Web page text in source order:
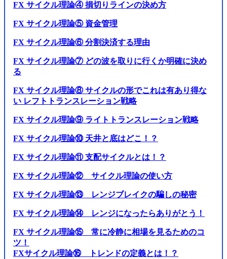
FX サイクル理論④ 損切りラインの決め方
FX サイクル理論⑤ 資金管理
FX サイクル理論⑥ 分割決済する理由
FX サイクル理論⑦ どの波を取りに行くか明確に決め
る
FX サイクル理論⑧ サイクルの形でこれは有あり得な
い レフトトランスレーション戦略
FX サイクル理論⑨ ライトトランスレーション戦略
FX サイクル理論⑩ 天井と底はどこ！？
FX サイクル理論⑪ 支配サイクルとは！？
FX サイクル理論⑫ サイクル理論の使い方
FX サイクル理論⑬ レンジブレイクの騙しの秘密
FX サイクル理論⑭ レンジになったらありがとう！
FX サイクル理論⑮ 常に冷静に相場を見るためのコ
ツ！
FXサイクル理論⑯ トレンドの定義とは！？